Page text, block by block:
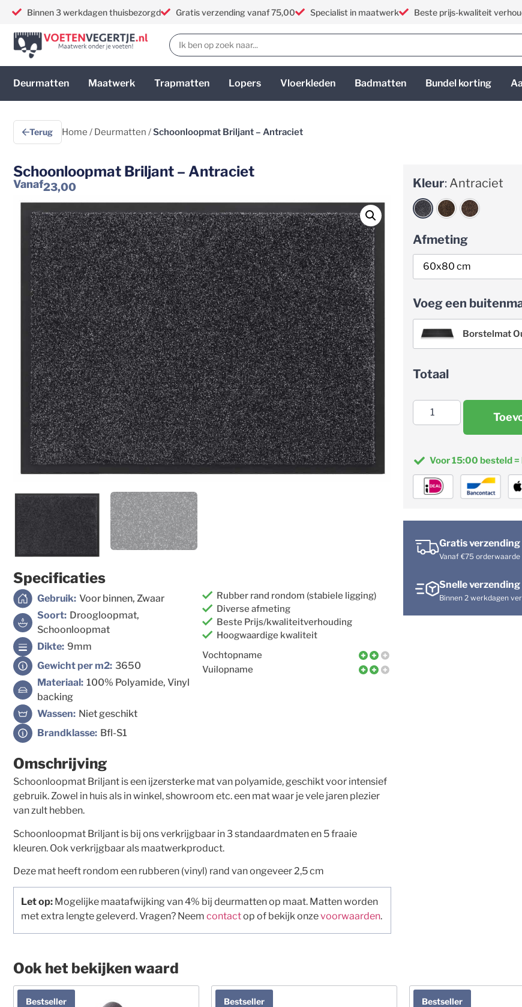
Binnen 3 werkdagen thuisbezorgd Gratis verzending vanaf 75,00 Specialist in maatwerk Beste prijs-kwaliteit
Deurmatten Maatwerk Trapmatten Lopers Vloerkleden Badmatten Bundel korting
Terug Home / Deurmatten /Schoonloopmat Briljant – Antraciet
Schoonloopmat Briljant – Antraciet
Vanaf23,00
Specificaties
Gebruik: Voor binnen, Zwaar
Soort: Droogloopmat,
Schoonloopmat
Dikte: 9mm
Gewicht per m2: 3650
Materiaal: 100% Polyamide, Vinyl
backing
Wassen: Niet geschikt
Brandklasse: Bfl-S1
Rubber rand rondom (stabiele ligging)
Diverse afmeting
Beste Prijs/kwaliteitverhouding
Hoogwaardige kwaliteit
Vochtopname
Vuilopname
Omschrijving
Schoonloopmat Briljant is een ijzersterke mat van polyamide, geschikt voor intensief
gebruik. Zowel in huis als in winkel, showroom etc. een mat waar je vele jaren plezier
van zult hebben.
Schoonloopmat Briljant is bij ons verkrijgbaar in 3 standaardmaten en 5 fraaie
kleuren. Ook verkrijgbaar als maatwerkproduct.
Deze mat heeft rondom een rubberen (vinyl) rand van ongeveer 2,5 cm
Let op: Mogelijke maatafwijking van 4% bij deurmatten op maat. Matten worden
met extra lengte geleverd. Vragen? Neem contactop of bekijk onzevoorwaarden.
Kleur: Antraciet
Afmeting
Voeg een
Borstelmat
Totaal
Voor 15:00 besteld
Gratis verzending
Vanaf €75 orderwaarde
Snelle verzending
Binnen 2 werkdagen
Ook het bekijken waard
Bestseller Bestseller Bestseller